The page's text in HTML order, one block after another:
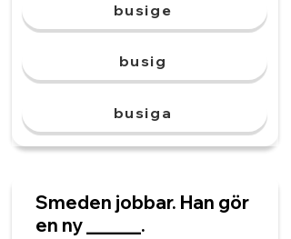
busige
busig
busiga
Smeden jobbar. Han gör
en ny ______.